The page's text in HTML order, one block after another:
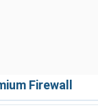
Firewall